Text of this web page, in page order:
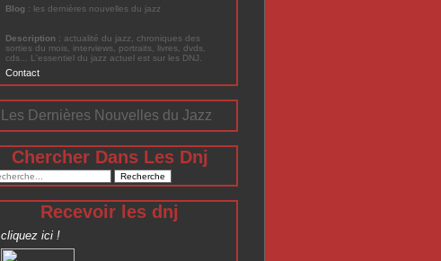
Blog : les dernières nouvelles du jazz
Description : actualité du jazz, chroniques des
sorties du mois, interviews, portraits, livres, dvds,
cds... L'essentiel du jazz actuel est sur les DNJ.
Contact
Les Dernières Nouvelles du Jazz
Chercher Dans Les Dnj
Recevoir les dnj
cliquez ici !